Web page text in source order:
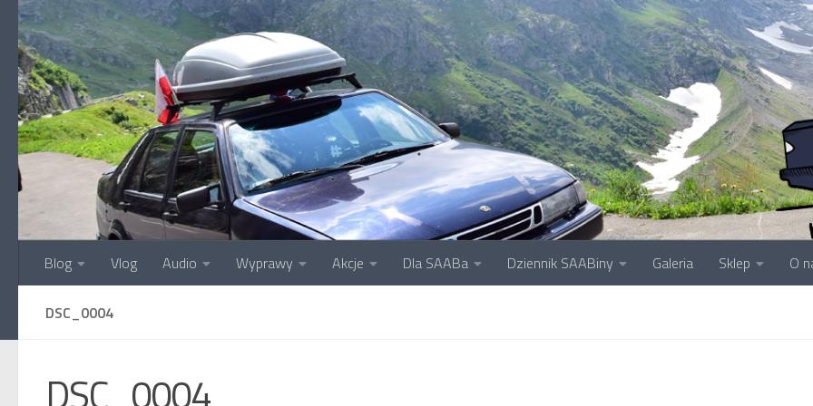
Przejdź do treści
Blog Vlog Audio Wyprawy Akcje Dla SAABa Dziennik SAABiny Galeria Sklep O
DSC_0004
DSC_0004